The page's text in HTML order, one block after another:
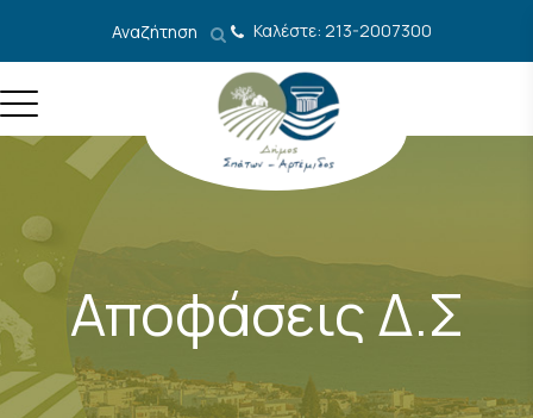
Αναζήτηση Καλέστε: 213-2007300
Αποφάσεις Δ.Σ